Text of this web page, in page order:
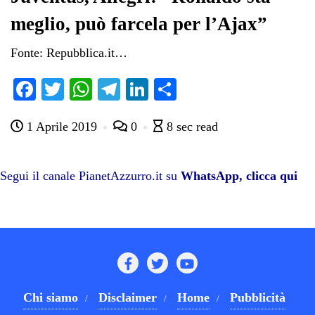
meglio, può farcela per l’Ajax”
Fonte: Repubblica.it…
Fa
bo
T
tte
W
ts
pp
Te
gr
m
Li
ed di
di
1 Aprile 2019 0 8 sec read
Segui il canale PianetAzzurro.it su WhatsApp, clicca qui
Chi siamo Disclaimer Home
Pubblicità